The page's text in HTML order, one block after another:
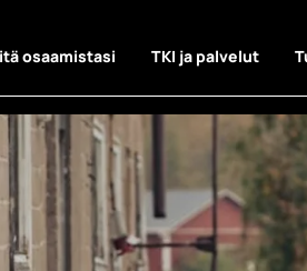
osaamistasi TKI ja palvelut
ja